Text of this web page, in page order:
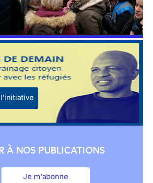
À NOS PUBLICATIONS
Je m'abonne